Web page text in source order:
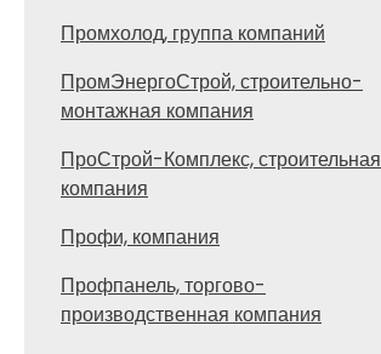
Промхолод, группа компаний
ПромЭнергоСтрой, строительно-
монтажная компания
ПроСтрой-Комплекс, строительная
компания
Профи, компания
Профпанель, торгово-
производственная компания